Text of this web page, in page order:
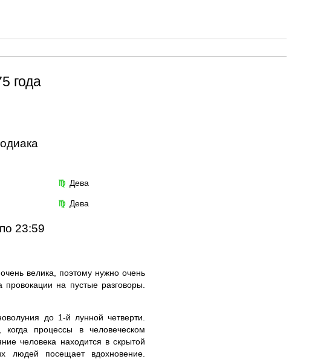
года
♍ Дева
♍ Дева
23:59
велика, поэтому нужно очень
провокации на пустые разговоры.
до 1-й лунной четверти.
процессы в человеческом
человека находится в скрытой
людей посещает вдохновение.